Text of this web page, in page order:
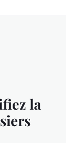
la